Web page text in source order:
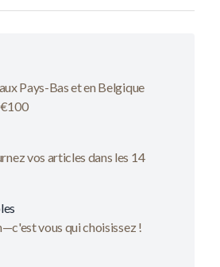
Pays-Bas et en Belgique
vos articles dans les 14
vous qui choisissez !